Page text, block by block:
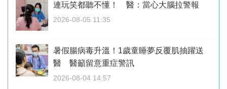
連玩笑都聽不懂！ 醫：當心大腦拉警報
2026-08-05 11:35
暑假腸病毒升溫！1歲童睡夢反覆肌抽躍送
醫 醫籲留意重症警訊
2026-08-04 14:57